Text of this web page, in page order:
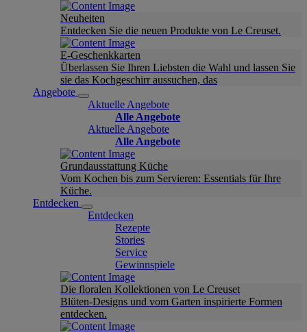
Neuheiten
Entdecken Sie die neuen Produkte von Le Creuset.
E-Geschenkkarten
Überlassen Sie Ihren Liebsten die Wahl und lassen Sie
sie das Kochgeschirr aussuchen, das
Angebote
Aktuelle Angebote
Alle Angebote
Aktuelle Angebote
Alle Angebote
Grundausstattung Küche
Vom Kochen bis zum Servieren: Essentials für Ihre
Küche.
Entdecken
Entdecken
Rezepte
Stories
Service
Gewinnspiele
Die floralen Kollektionen von Le Creuset
Blüten-Designs und vom Garten inspirierte Formen
entdecken.